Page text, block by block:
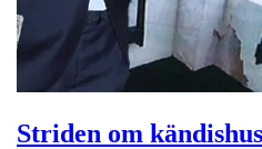
Striden om